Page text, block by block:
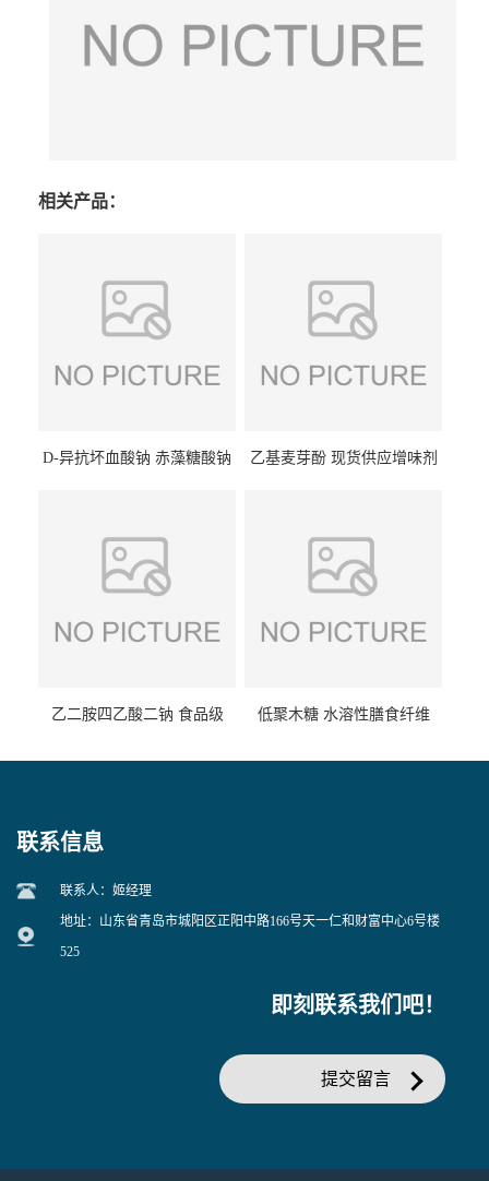
相关产品：
D-异抗坏血酸钠 赤藻糖酸钠
乙基麦芽酚 现货供应增味剂
乙二胺四乙酸二钠 食品级
低聚木糖 水溶性膳食纤维
联系信息
联系人：姬经理
地址：山东省青岛市城阳区正阳中路166号天一仁和财富中心6号楼
525
即刻联系我们吧！
提交留言